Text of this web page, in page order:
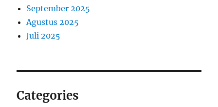
September 2025
Agustus 2025
Juli 2025
Categories